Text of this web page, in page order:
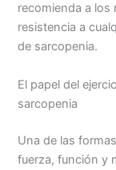
recomienda a los
resistencia a
de sarcopenia.
El papel del
sarcopenia
Una de las
fuerza, función y